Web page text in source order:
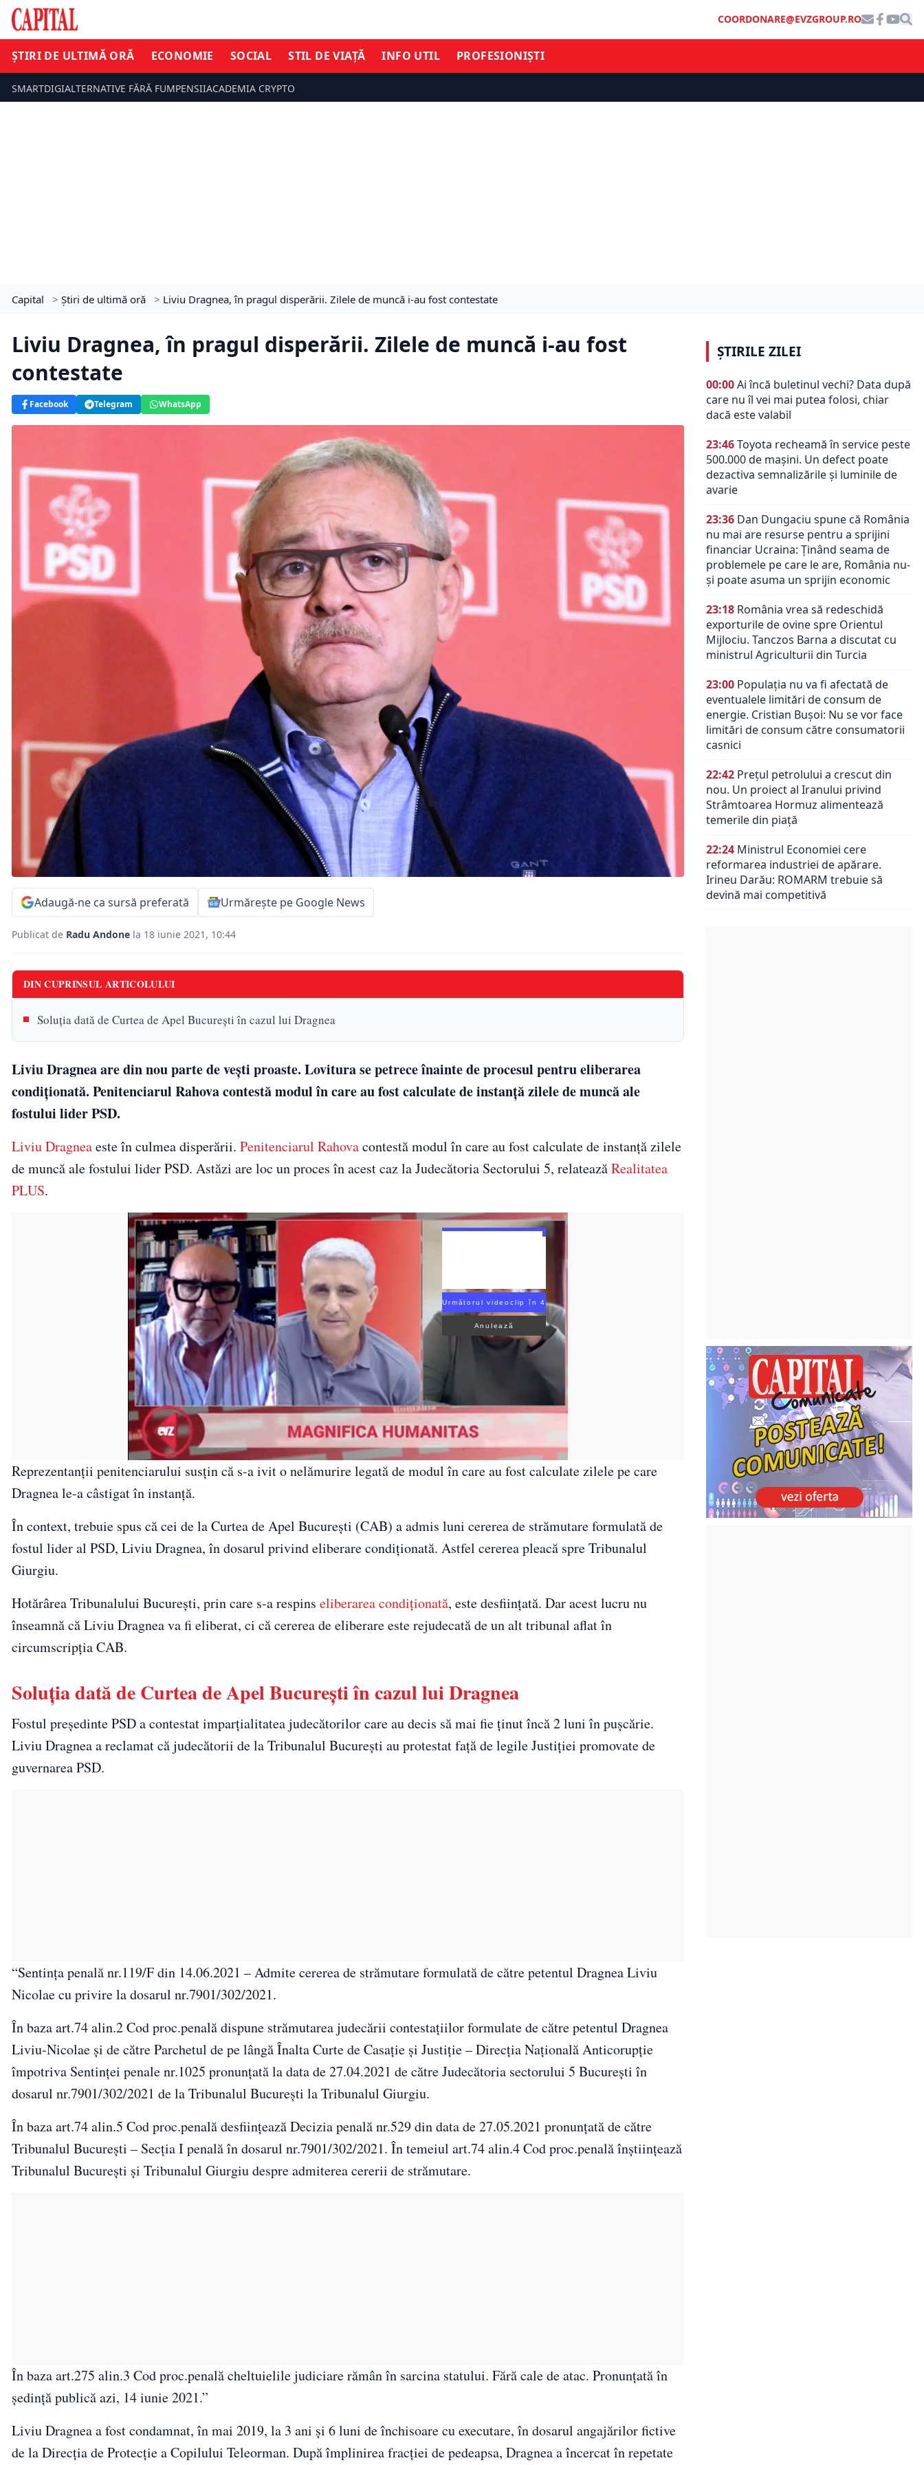
COORDONARE@EVZGROUP.RO
ȘTIRI DE ULTIMĂ ORĂ ECONOMIE SOCIAL STIL DE VIAȚĂ INFO UTIL PROFESIONIȘTI
SMARTDIGIALTERNATIVE FĂRĂ FUMPENSIIACADEMIA CRYPTO
Capital > Știri de ultimă oră > Liviu Dragnea, în pragul disperării. Zilele de muncă i-au fost contestate
Liviu Dragnea, în pragul disperării. Zilele de muncă i-au fost
contestate
Facebook Telegram WhatsApp
Adaugă-ne ca sursă preferată Urmărește pe Google News
Publicat de Radu Andone la 18 iunie 2021, 10:44
DIN CUPRINSUL ARTICOLULUI
Soluţia dată de Curtea de Apel Bucureşti în cazul lui Dragnea
Liviu Dragnea are din nou parte de vești proaste. Lovitura se petrece înainte de procesul pentru eliberarea
condiționată. Penitenciarul Rahova contestă modul în care au fost calculate de instanță zilele de muncă ale
fostului lider PSD.
Liviu Dragneaeste în culmea disperării. Penitenciarul Rahovacontestă modul în care au fost calculate de instanță zilele
de muncă ale fostului lider PSD. Astăzi are loc un proces în acest caz la Judecătoria Sectorului 5, relateazăRealitatea
PLUS.
Următorul videoclip în 3
Anulează
Reprezentanții penitenciarului susțin că s-a ivit o nelămurire legată de modul în care au fost calculate zilele pe care
Dragnea le-a câstigat în instanță.
În context, trebuie spus că cei de la Curtea de Apel București (CAB) a admis luni cererea de strămutare formulată de
fostul lider al PSD, Liviu Dragnea, în dosarul privind eliberare condiționată. Astfel cererea pleacă spre Tribunalul
Giurgiu.
Hotărârea Tribunalului București, prin care s-a respins eliberarea condiționată, este desființată. Dar acest lucru nu
înseamnă că Liviu Dragnea va fi eliberat, ci că cererea de eliberare este rejudecată de un alt tribunal aflat în
circumscripția CAB.
Soluţia dată de Curtea de Apel Bucureşti în cazul lui Dragnea
Fostul președinte PSD a contestat imparțialitatea judecătorilor care au decis să mai fie ținut încă 2 luni în pușcărie.
Liviu Dragnea a reclamat că judecătorii de la Tribunalul Bucureşti au protestat față de legile Justiţiei promovate de
guvernarea PSD.
“Sentinţa penală nr.119/F din 14.06.2021 – Admite cererea de strămutare formulată de către petentul Dragnea Liviu
Nicolae cu privire la dosarul nr.7901/302/2021.
În baza art.74 alin.2 Cod proc.penală dispune strămutarea judecării contestaţiilor formulate de către petentul Dragnea
Liviu-Nicolae şi de către Parchetul de pe lângă Înalta Curte de Casaţie şi Justiţie – Direcţia Naţională Anticorupţie
împotriva Sentinţei penale nr.1025 pronunţată la data de 27.04.2021 de către Judecătoria sectorului 5 Bucureşti în
dosarul nr.7901/302/2021 de la Tribunalul Bucureşti la Tribunalul Giurgiu.
În baza art.74 alin.5 Cod proc.penală desfiinţează Decizia penală nr.529 din data de 27.05.2021 pronunţată de către
Tribunalul Bucureşti – Secţia I penală în dosarul nr.7901/302/2021. În temeiul art.74 alin.4 Cod proc.penală înştiinţează
Tribunalul Bucureşti şi Tribunalul Giurgiu despre admiterea cererii de strămutare.
În baza art.275 alin.3 Cod proc.penală cheltuielile judiciare rămân în sarcina statului. Fără cale de atac. Pronunţată în
şedinţă publică azi, 14 iunie 2021.”
Liviu Dragnea a fost condamnat, în mai 2019, la 3 ani și 6 luni de închisoare cu executare, în dosarul angajărilor fictive
de la Direcția de Protecție a Copilului Teleorman. După împlinirea fracției de pedeapsa, Dragnea a încercat în repetate
ȘTIRILE ZILEI
00:00Ai încă buletinul vechi? Data după
care nu îl vei mai putea folosi, chiar
dacă este valabil
23:46Toyota recheamă în service peste
500.000 de mașini. Un defect poate
dezactiva semnalizările și luminile de
avarie
23:36 Dan Dungaciu spune că România
nu mai are resurse pentru a sprijini
financiar Ucraina: Ținând seama de
problemele pe care le are, România nu-
și poate asuma un sprijin economic
23:18 România vrea să redeschidă
exporturile de ovine spre Orientul
Mijlociu. Tanczos Barna a discutat cu
ministrul Agriculturii din Turcia
23:00 Populația nu va fi afectată de
eventualele limitări de consum de
energie. Cristian Bușoi: Nu se vor face
limitări de consum către consumatorii
casnici
22:42 Prețul petrolului a crescut din
nou. Un proiect al Iranului privind
Strâmtoarea Hormuz alimentează
temerile din piață
22:24 Ministrul Economiei cere
reformarea industriei de apărare.
Irineu Darău: ROMARM trebuie să
devină mai competitivă